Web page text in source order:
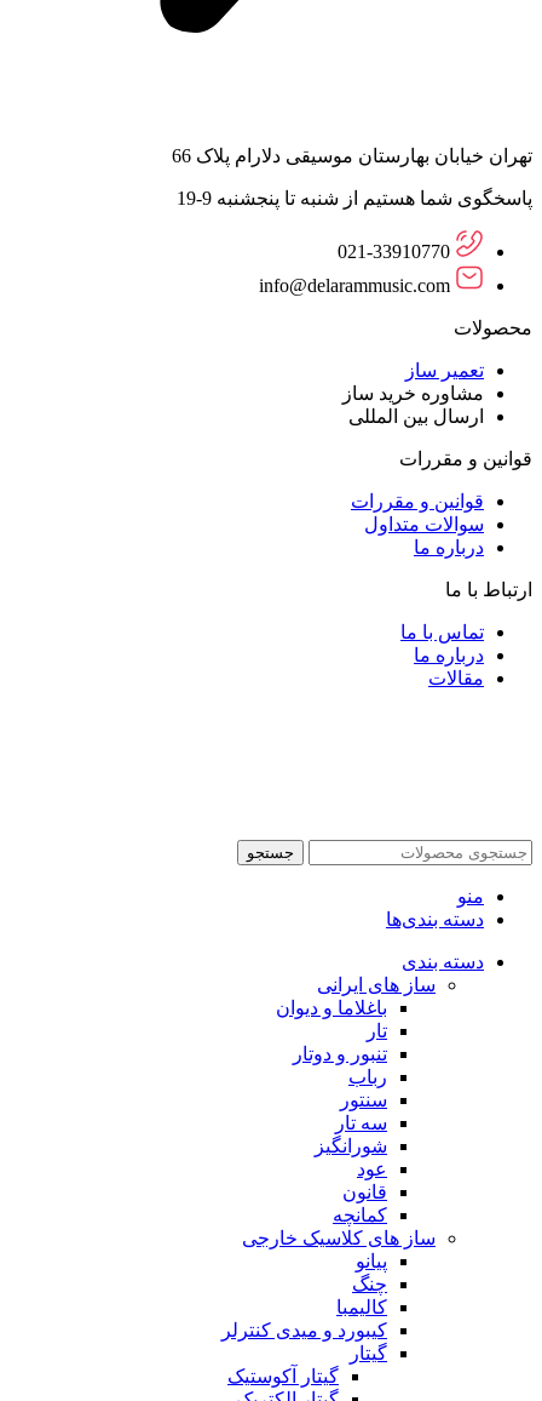
تهران خیابان بهارستان موسیقی دلارام پلاک 66
پاسخگوی شما هستیم از شنبه تا پنجشنبه 9-19
021-33910770
info@delarammusic.com
محصولات
تعمیر ساز
مشاوره خرید ساز
ارسال بین المللی
قوانین و مقررات
قوانین و مقررات
سوالات متداول
درباره ما
ارتباط با ما
تماس با ما
درباره ما
مقالات
جستجو
منو
دسته بندی‌ها
دسته بندی
ساز های ایرانی
باغلاما و دیوان
تار
تنبور و دوتار
رباب
سنتور
سه تار
شورانگیز
عود
قانون
کمانچه
ساز های کلاسیک خارجی
پیانو
چنگ
کالیمبا
کیبورد و میدی کنترلر
گیتار
گیتار آکوستیک